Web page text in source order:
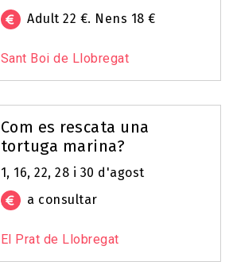
Adult 22 €. Nens 18 €
Sant Boi de Llobregat
Com es rescata una
tortuga marina?
1, 16, 22, 28 i 30 d'agost
a consultar
El Prat de Llobregat